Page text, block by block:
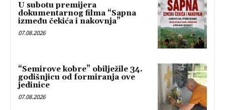
U subotu premijera
dokumentarnog filma “Sapna
između čekića i nakovnja”
07.08.2026
“Semirove kobre” obilježile 34.
godišnjicu od formiranja ove
jedinice
07.08.2026